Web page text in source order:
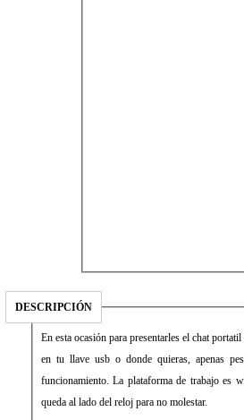
DESCRIPCIÓN
En esta ocasión para presentarles el chat
en tu llave usb o donde quieras, apenas
funcionamiento. La plataforma de trabajo es
queda al lado del reloj para no molestar.